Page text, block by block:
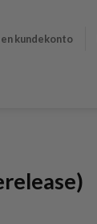
kundekonto